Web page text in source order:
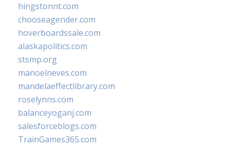
hingstonnt.com
chooseagender.com
hoverboardssale.com
alaskapolitics.com
stsmp.org
manoelneves.com
mandelaeffectlibrary.com
roselynns.com
balanceyoganj.com
salesforceblogs.com
TrainGames365.com